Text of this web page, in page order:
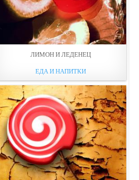
ЛИМОН И ЛЕДЕНЕЦ
ЕДА И НАПИТКИ